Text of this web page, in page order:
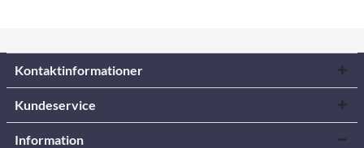
Kontaktinformationer
Kundeservice
Information